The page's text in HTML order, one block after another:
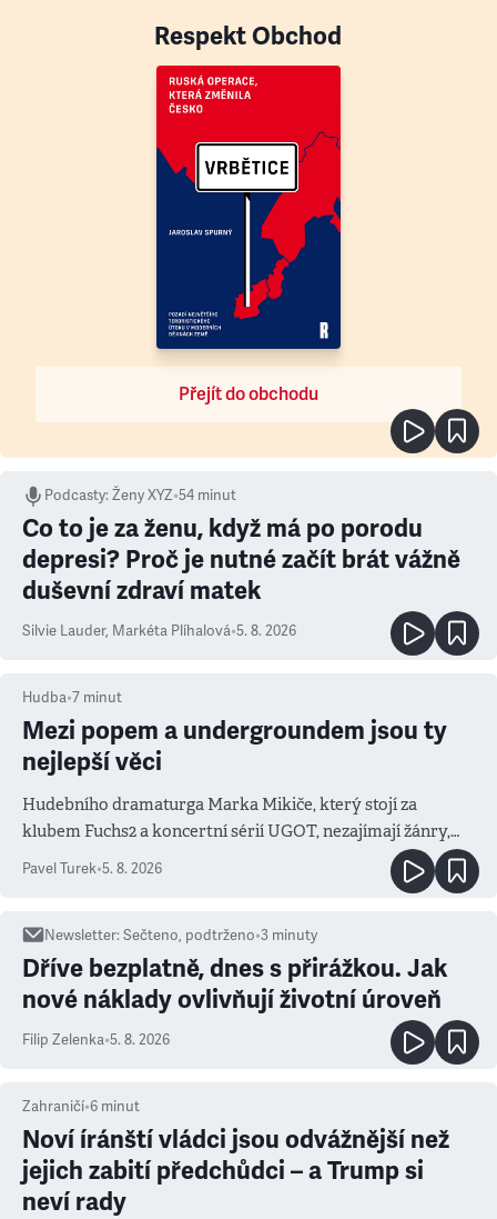
Respekt Obchod
Přejít do obchodu
Podcasty:Ženy XYZ•54 minut
Co to je za ženu, když má po porodu
depresi? Proč je nutné začít brát vážně
duševní zdraví matek
Silvie Lauder, Markéta Plíhalová•5. 8. 2026
Hudba•7 minut
Mezi popem a undergroundem jsou ty
nejlepší věci
Hudebního dramaturga Marka Mikiče, který stojí za
klubem Fuchs2 a koncertní sérií UGOT, nezajímají žánry,
ale atmosféra
Pavel Turek•5. 8. 2026
Newsletter:Sečteno, podtrženo•3 minuty
Dříve bezplatně, dnes s přirážkou. Jak
nové náklady ovlivňují životní úroveň
Filip Zelenka•5. 8. 2026
Zahraničí•6 minut
Noví íránští vládci jsou odvážnější než
jejich zabití předchůdci – a Trump si
neví rady